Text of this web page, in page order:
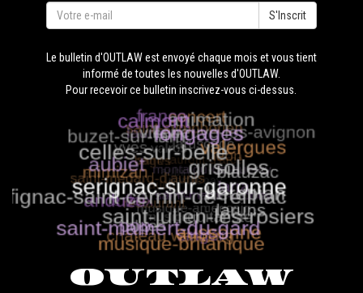
S'Inscrit
Le bulletin d'OUTLAW est envoyé chaque mois et vous tient
informé de toutes les nouvelles d'OUTLAW.
Pour recevoir ce bulletin inscrivez-vous ci-dessus.
OUTLAW